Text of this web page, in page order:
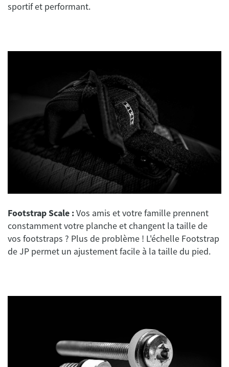
Footstrap Scale :Vos amis et votre famille prennent
constamment votre planche et changent la taille de
vos footstraps ? Plus de problème ! L'échelle Footstrap